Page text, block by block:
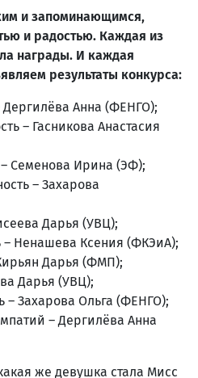
и запоминающимся,
и радостью. Каждая из
награды. И каждая
результаты конкурса:
Дергилёва Анна (ФЕНГО);
– Гасникова Анастасия
Семенова Ирина (ЭФ);
– Захарова
Дарья (УВЦ);
– Ненашева Ксения (ФКЭиА);
Дарья (ФМП);
Дарья (УВЦ);
– Захарова Ольга (ФЕНГО);
– Дергилёва Анна
же девушка стала Мисс